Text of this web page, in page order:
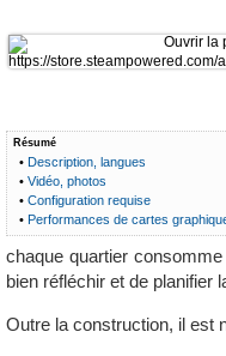
Résumé
• Description, langues
• Vidéo, photos
• Configuration requise
• Performances de cartes
chaque quartier
bien réfléchir et de planifier
Outre la construction, il est